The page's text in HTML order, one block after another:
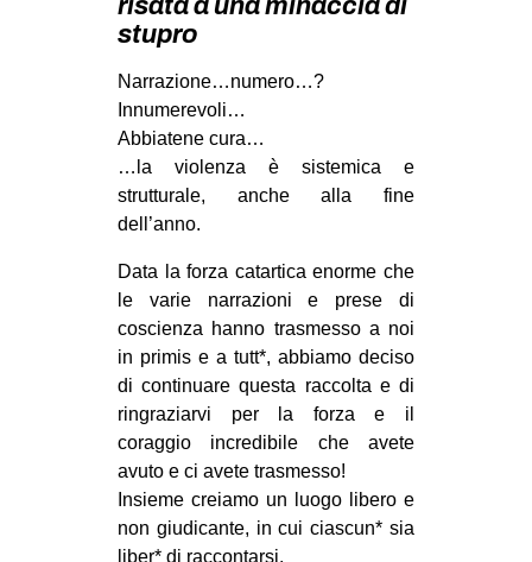
MILANO
SPAZI
SPORT POPOLARE
ANTIFASCISMO
DIRITTO ALL’ABITARE
MIGRAZIONI
PRECARIATO
REPRESSIONE
STUDENTI
CULTURE
stupro
Narrazione…numero…?
Innumerevoli…
Abbiatene cura…
…la violenza è sistemica e
strutturale, anche alla fine
dell’anno.
Data la forza catartica enorme che
le varie narrazioni e prese di
coscienza hanno trasmesso a noi
in primis e a tutt*, abbiamo deciso
di continuare questa raccolta e di
ringraziarvi per la forza e il
coraggio incredibile che avete
avuto e ci avete trasmesso!
Insieme creiamo un luogo libero e
non giudicante, in cui ciascun* sia
liber* di raccontarsi.